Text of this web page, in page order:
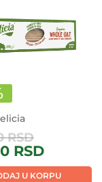
RSD
RSD
U KORPU